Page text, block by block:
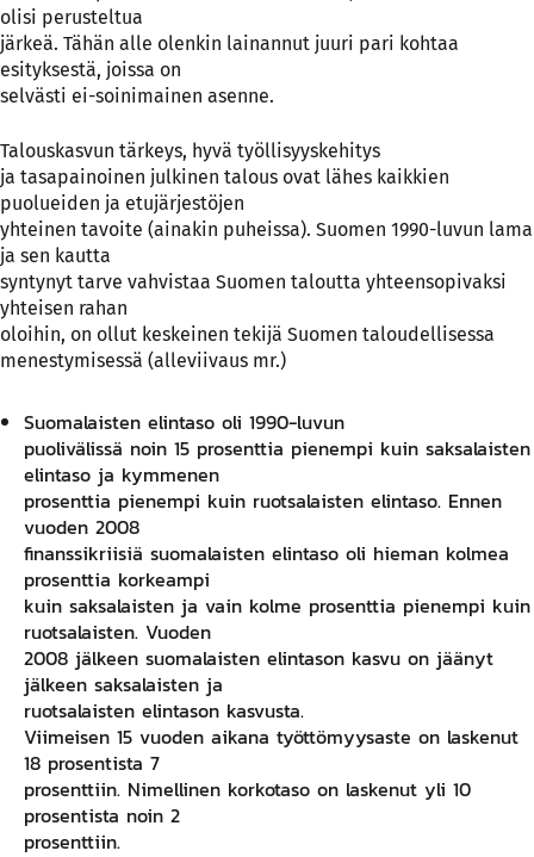
olisi perusteltua
järkeä. Tähän alle olenkin lainannut juuri pari kohtaa
esityksestä, joissa on
selvästi ei-soinimainen asenne.
Talouskasvun tärkeys, hyvä työllisyyskehitys
ja tasapainoinen julkinen talous ovat lähes kaikkien
puolueiden ja etujärjestöjen
yhteinen tavoite (ainakin puheissa). Suomen 1990-luvun lama
ja sen kautta
syntynyt tarve vahvistaa Suomen taloutta yhteensopivaksi
yhteisen rahan
oloihin, on ollut keskeinen tekijä Suomen taloudellisessa
menestymisessä (alleviivaus mr.)
Suomalaisten elintaso oli 1990-luvun
puolivälissä noin 15 prosenttia pienempi kuin saksalaisten
elintaso ja kymmenen
prosenttia pienempi kuin ruotsalaisten elintaso. Ennen
vuoden 2008
finanssikriisiä suomalais­ten elintaso oli hieman kolmea
prosenttia korkeampi
kuin saksalaisten ja vain kolme prosenttia pienempi kuin
ruotsalaisten. Vuoden
2008 jälkeen suomalaisten elintason kasvu on jäänyt
jälkeen saksalaisten ja
ruotsalaisten elintason kasvusta.
Viimeisen 15 vuoden aikana työttömyysaste on laskenut
18 prosen­tista 7
prosenttiin. Nimellinen korkotaso on laskenut yli 10
prosentista noin 2
prosenttiin.